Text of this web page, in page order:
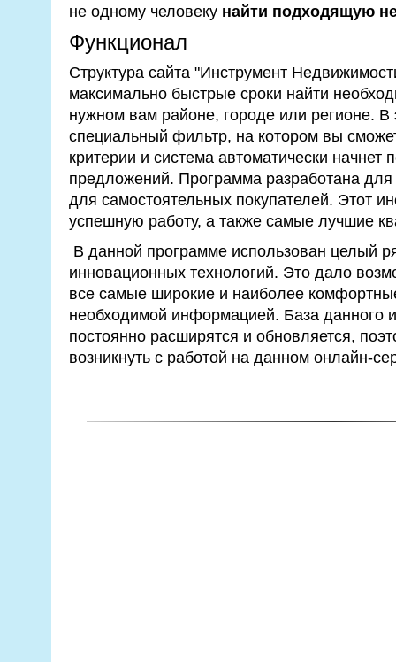
не одному человеку найти подходящую
Функционал
Структура сайта "Инструмент
максимально быстрые сроки найти
нужном вам районе, городе или регионе.
специальный фильтр, на котором вы
критерии и система автоматически начнет
предложений. Программа разработана для
для самостоятельных покупателей. Этот
успешную работу, а также самые лучшие
В данной программе использован целый
инновационных технологий. Это дало
все самые широкие и наиболее
необходимой информацией. База данного
постоянно расширятся и обновляется,
возникнуть с работой на данном онлайн-